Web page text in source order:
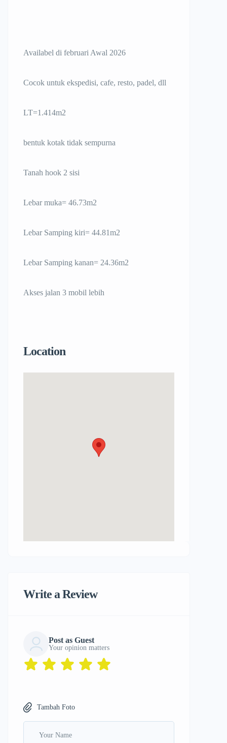
Availabel di februari Awal 2026
Cocok untuk ekspedisi, cafe, resto, padel, dll
LT=1.414m2
bentuk kotak tidak sempurna
Tanah hook 2 sisi
Lebar muka= 46.73m2
Lebar Samping kiri= 44.81m2
Lebar Samping kanan= 24.36m2
Akses jalan 3 mobil lebih
Location
Write a Review
Post as Guest
Your opinion matters
Tambah Foto